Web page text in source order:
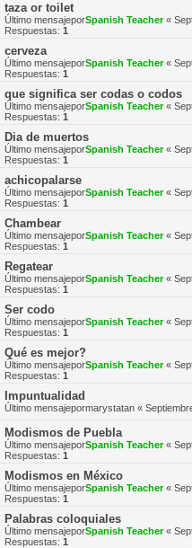
taza or toilet
Último mensajeporSpanish Teacher«
Respuestas: 1
cerveza
Último mensajeporSpanish Teacher«
Respuestas: 1
que significa ser codas o codos
Último mensajeporSpanish Teacher«
Respuestas: 1
Dia de muertos
Último mensajeporSpanish Teacher«
Respuestas: 1
achicopalarse
Último mensajeporSpanish Teacher«
Respuestas: 1
Chambear
Último mensajeporSpanish Teacher«
Respuestas: 1
Regatear
Último mensajeporSpanish Teacher«
Respuestas: 1
Ser codo
Último mensajeporSpanish Teacher«
Respuestas: 1
Qué es mejor?
Último mensajeporSpanish Teacher«
Respuestas: 1
Impuntualidad
Último mensajepormarystatan «
Modismos de Puebla
Último mensajeporSpanish Teacher«
Respuestas: 1
Modismos en México
Último mensajeporSpanish Teacher«
Respuestas: 1
Palabras coloquiales
Último mensajeporSpanish Teacher«
Respuestas: 1